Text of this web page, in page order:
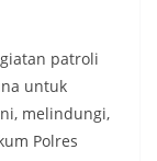
patroli
untuk
melindungi,
Polres